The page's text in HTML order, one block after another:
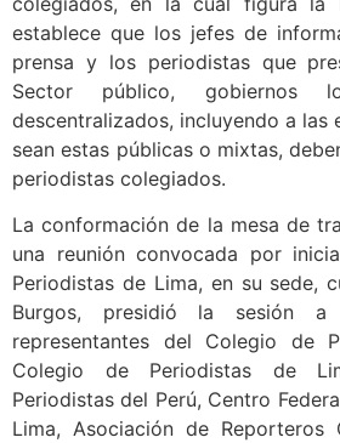
establece que los jefes de
prensa y los periodistas que
Sector público, gobiernos
descentralizados, incluyendo a las
sean estas públicas o mixtas,
periodistas colegiados.
La conformación de la mesa de
una reunión convocada por
Periodistas de Lima, en su sede,
Burgos, presidió la sesión
representantes del Colegio de
Colegio de Periodistas de
Periodistas del Perú, Centro
Lima, Asociación de Reporteros